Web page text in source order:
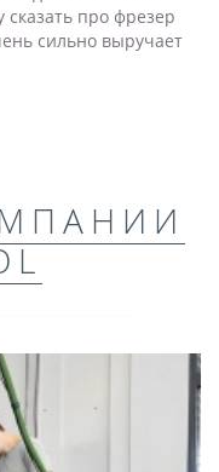
сказать про фрезер
сильно выручает